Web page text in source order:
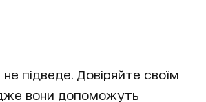
не підведе. Довіряйте своїм
вони допоможуть